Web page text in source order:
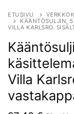
ETUSIVU
KÄÄNTÖSULJIN,
VILLA KARLSRO.
Villa